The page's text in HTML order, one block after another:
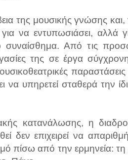
της μουσικής γνώσης
να εντυπωσιάσει, αλλά
Από τις
της σε έργα
να υπηρετεί σταθερά την
κατανάλωσης, η
δεν επιχειρεί να
πίσω από την ερμηνεία: